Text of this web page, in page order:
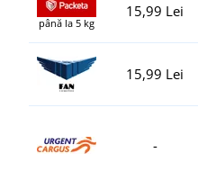
până la 5 kg
15,99 Lei
15,99 Lei
-